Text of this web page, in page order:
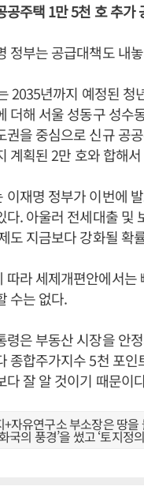
공주택 1만 5천 호 추가
정부는 공급대책도 내
2035년까지 예정된 청
더해 서울 성동구 성수
권을 중심으로 신규 공
계획된 2만 호와 합해
이재명 정부가 이번에
다. 아울러 전세대출 및
도 지금보다 강화될 확
따라 세제개편안에서
수는 없다.
령은 부동산 시장을 안
종합주가지수 5천 포
다 잘 알 것이기 때문이
+자유연구소 부소장은 땅
국의 풍경’을 썼고 ‘토지